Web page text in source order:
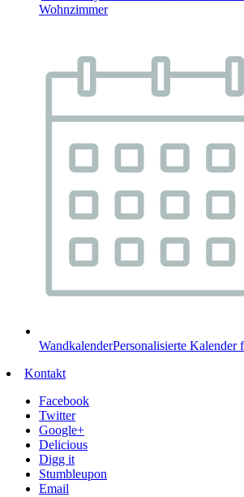
Wohnzimmer
WandkalenderPersonalisierte Kalender
Kontakt
Facebook
Twitter
Google+
Delicious
Digg it
Stumbleupon
Email